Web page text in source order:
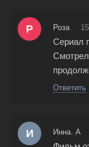
Р Роза
Сериал
Ответить
И Инна. А